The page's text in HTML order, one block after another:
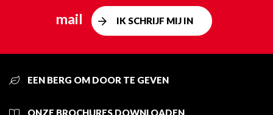
mail
IK SCHRIJF MIJ IN
EEN BERG OM DOOR TE GEVEN
ONZE BROCHURES DOWNLOADEN